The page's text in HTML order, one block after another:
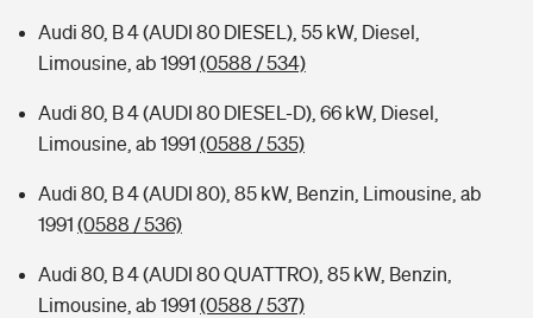
Audi 80, B 4 (AUDI 80 DIESEL), 55 kW, Diesel,
Limousine, ab 1991 (0588 / 534)
Audi 80, B 4 (AUDI 80 DIESEL-D), 66 kW, Diesel,
Limousine, ab 1991 (0588 / 535)
Audi 80, B 4 (AUDI 80), 85 kW, Benzin, Limousine, ab
1991 (0588 / 536)
Audi 80, B 4 (AUDI 80 QUATTRO), 85 kW, Benzin,
Limousine, ab 1991 (0588 / 537)